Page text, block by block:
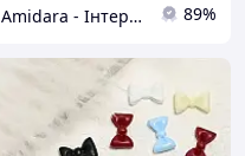
Amidara - Інтернет-магазин ювелірної біжутерії 89%